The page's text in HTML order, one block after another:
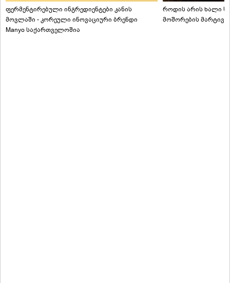
ფერმენტირებული ინგრედიენტები კანის
მოვლაში - კორეული ინოვაციური ბრენდი
Manyo საქართველოშია
როდის არის ხალი
მოშორების